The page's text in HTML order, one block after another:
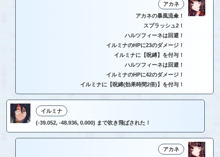
アカネ
アカネの暴風流傘！
スプラッシュ2！
ハルツフィーネは回避！
イルミナのHPに23のダメージ！
イルミナに【呪縛】を付与！
ハルツフィーネは回避！
イルミナのHPに42のダメージ！
イルミナに【呪縛(効果時間2倍)】を付与！
イルミナ
(-39.052, -48.936, 0.000) まで吹き飛ばされた！
アカネ